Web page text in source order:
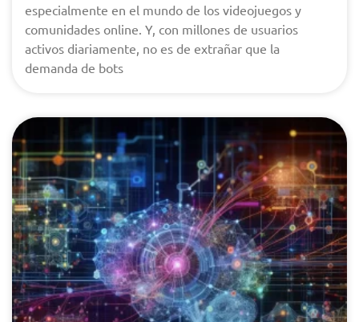
especialmente en el mundo de los videojuegos y
comunidades online. Y, con millones de usuarios
activos diariamente, no es de extrañar que la
demanda de bots